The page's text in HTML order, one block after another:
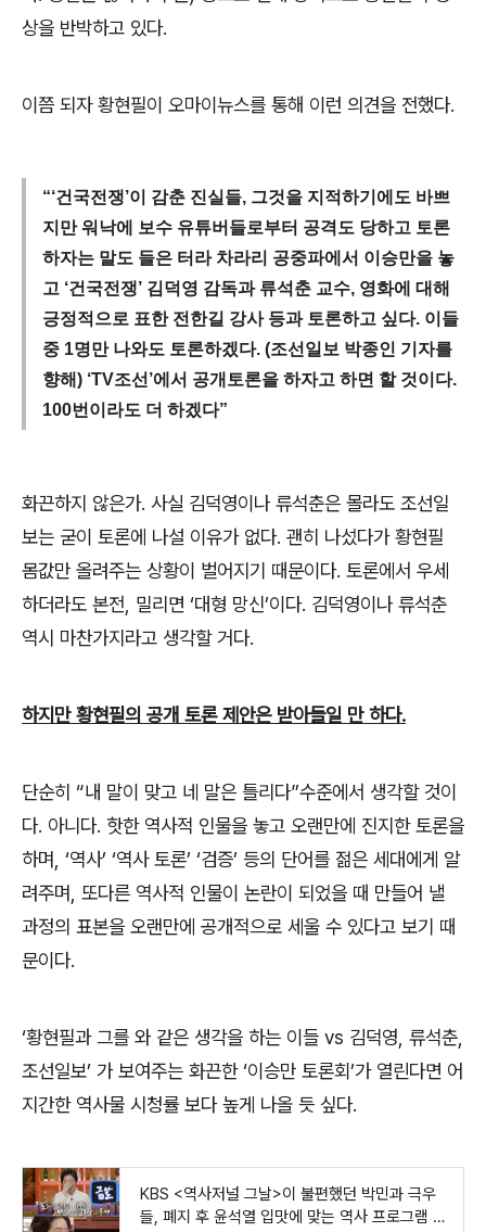
상을 반박하고 있다.
이쯤 되자 황현필이 오마이뉴스를 통해 이런 의견을 전했다.
“‘건국전쟁’이 감춘 진실들, 그것을 지적하기에도 바쁘
지만 워낙에 보수 유튜버들로부터 공격도 당하고 토론
하자는 말도 들은 터라 차라리 공중파에서 이승만을 놓
고 ‘건국전쟁’ 김덕영 감독과 류석춘 교수, 영화에 대해
긍정적으로 표한 전한길 강사 등과 토론하고 싶다. 이들
중 1명만 나와도 토론하겠다. (조선일보 박종인 기자를
향해) ‘TV조선’에서 공개토론을 하자고 하면 할 것이다.
100번이라도 더 하겠다”
화끈하지 않은가. 사실 김덕영이나 류석춘은 몰라도 조선일
보는 굳이 토론에 나설 이유가 없다. 괜히 나섰다가 황현필
몸값만 올려주는 상황이 벌어지기 때문이다. 토론에서 우세
하더라도 본전 밀리면 ‘대형 망신’이다. 김덕영이나 류석춘
역시 마찬가지라고 생각할 거다.
하지만 황현필의 공개 토론 제안은 받아들일 만 하다.
단순히 “내 말이 맞고 네 말은 틀리다”수준에서 생각할 것이
다. 아니다. 핫한 역사적 인물을 놓고 오랜만에 진지한 토론을
하며 , ‘역사’ ‘역사 토론’ ‘검증’ 등의 단어를 젊은 세대에게 알
려주며 또다른 역사적 인물이 논란이 되었을 때 만들어 낼
과정의 표본을 오랜만에 공개적으로 세울 수 있다고 보기 때
문이다.
‘황현필과 그를 와 같은 생각을 하는 이들 vs 김덕영 류석춘
조선일보’ 가 보여주는 화끈한‘이승만 토론회’가 열린다면 어
지간한 역사물 시청률 보다 높게 나올 듯 싶다.
KBS <역사저널 그날>이 불편했던 박민과 극우
들, 폐지 후 윤석열 입맛에 맞는 역사 프로그램 만